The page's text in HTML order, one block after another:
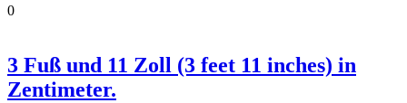
0
3 Fuß und 11 Zoll (3 feet 11 inches) in
Zentimeter.